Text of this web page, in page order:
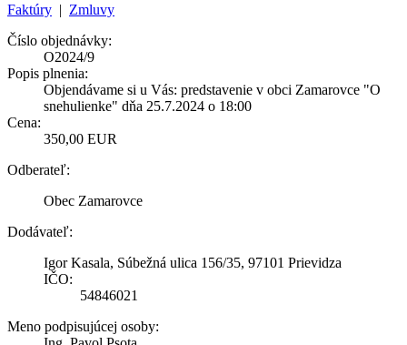
Faktúry | Zmluvy
Číslo objednávky:
O2024/9
Popis plnenia:
Objendávame si u Vás: predstavenie v obci Zamarovce "O
snehulienke" dňa 25.7.2024 o 18:00
Cena:
350,00 EUR
Odberateľ:
Obec Zamarovce
Dodávateľ:
Igor Kasala, Súbežná ulica 156/35, 97101 Prievidza
IČO:
54846021
Meno podpisujúcej osoby: